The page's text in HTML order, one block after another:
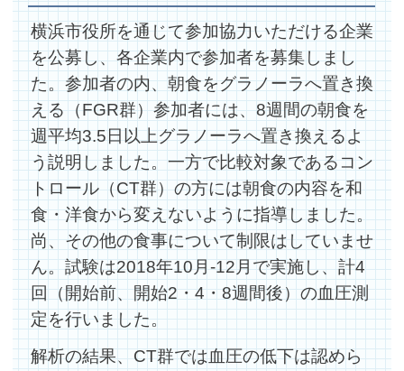
横浜市役所を通じて参加協力いただける企業
を公募し、各企業内で参加者を募集しまし
た。参加者の内、朝食をグラノーラへ置き換
える（FGR群）参加者には、8週間の朝食を
週平均3.5日以上グラノーラへ置き換えるよ
う説明しました。一方で比較対象であるコン
トロール（CT群）の方には朝食の内容を和
食・洋食から変えないように指導しました。
尚、その他の食事について制限はしていませ
ん。試験は2018年10月-12月で実施し、計4
回（開始前、開始2・4・8週間後）の血圧測
定を行いました。
解析の結果、CT群では血圧の低下は認めら